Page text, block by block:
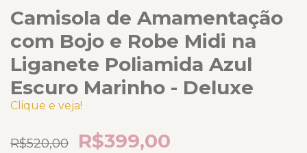
Camisola de Amamentação
com Bojo e Robe Midi na
Liganete Poliamida Azul
Escuro Marinho - Deluxe
Clique e veja!
R$520,00 R$399,00